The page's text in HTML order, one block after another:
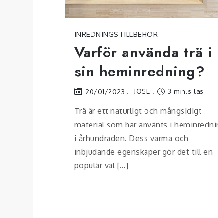
INREDNINGSTILLBEHÖR
Varför använda trä i
sin heminredning?
20/01/2023 JOSE 3 min.s läs
Trä är ett naturligt och mångsidigt
material som har använts i
i århundraden. Dess varma och
inbjudande egenskaper gör det till en
populär val […]